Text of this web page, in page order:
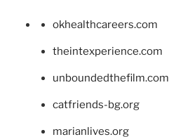
okhealthcareers.com
theintexperience.com
unboundedthefilm.com
catfriends-bg.org
marianlives.org